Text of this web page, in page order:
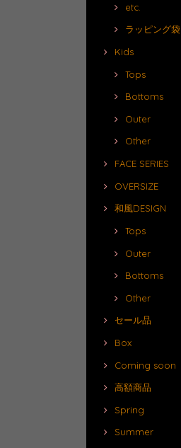
etc.
ラッピング袋
Kids
Tops
Bottoms
Outer
Other
FACE SERIES
OVERSIZE
和風DESIGN
Tops
Outer
Bottoms
Other
セール品
Box
Coming soon
高額商品
Spring
Summer